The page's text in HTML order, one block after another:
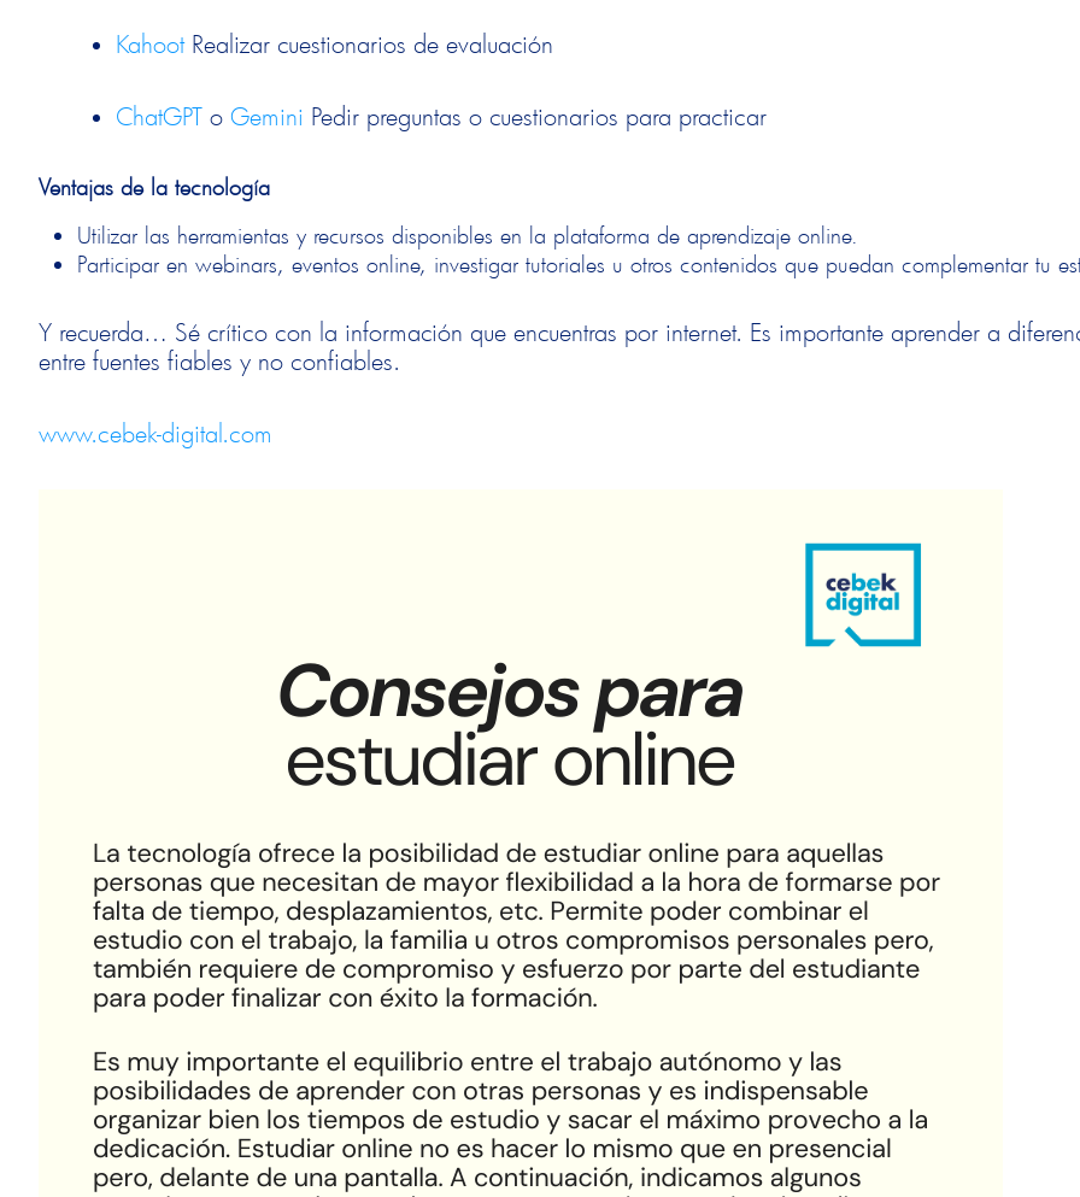
Kahoot Realizar cuestionarios de evaluación
ChatGPT oGemini Pedir preguntas o cuestionarios para practicar
Ventajas de la tecnología
Utilizar las herramientas y recursos disponibles en la plataforma de aprendizaje online.
Participar en webinars, eventos online, investigar tutoriales u otros contenidos que puedan complementar tu
Y recuerda… Sé crítico con la información que encuentras por internet. Es importante aprender a
entre fuentes fiables y no confiables.
www.cebek-digital.com